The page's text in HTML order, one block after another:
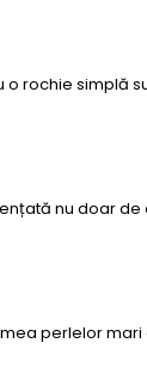
rochie simplă
nu doar de
perlelor